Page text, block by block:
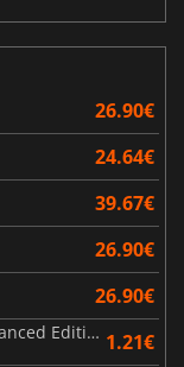
26.90€
24.64€
39.67€
26.90€
26.90€
Gothic 3 Forsaken Gods Enhanced Edition 1.21€